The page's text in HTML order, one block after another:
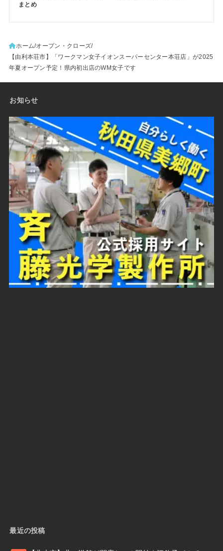
まとめ
ホーム オープン・クローズ
【由利本荘市】「ワークマン女子イオンスーパーセンター本荘店」が2025
年夏オープン予定！県内初出店のWM女子です
お知らせ
最近の投稿